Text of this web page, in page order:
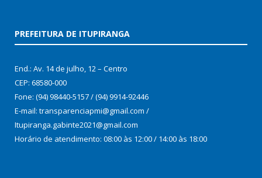
PREFEITURA DE ITUPIRANGA
End.: Av. 14 de julho, 12 – Centro
CEP: 68580-000
Fone: (94) 98440-5157 / (94) 9914-92446
E-mail: transparenciapmi@gmail.com /
Itupiranga.gabinte2021@gmail.com
Horário de atendimento: 08:00 às 12:00 / 14:00 às 18:00